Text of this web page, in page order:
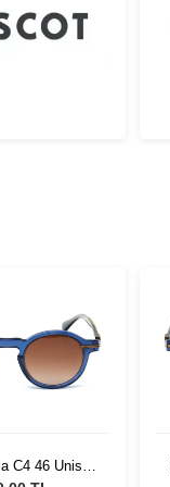
C4 46 Unisex